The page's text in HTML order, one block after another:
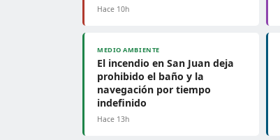
Hace 10h
MEDIO AMBIENTE
El incendio en San Juan deja
prohibido el baño y la
navegación por tiempo
indefinido
Hace 13h